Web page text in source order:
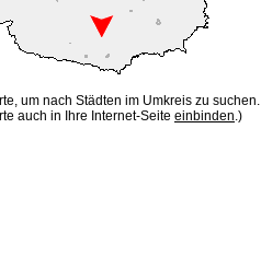
um nach Städten im Umkreis zu suchen.
auch in Ihre Internet-Seite einbinden.)